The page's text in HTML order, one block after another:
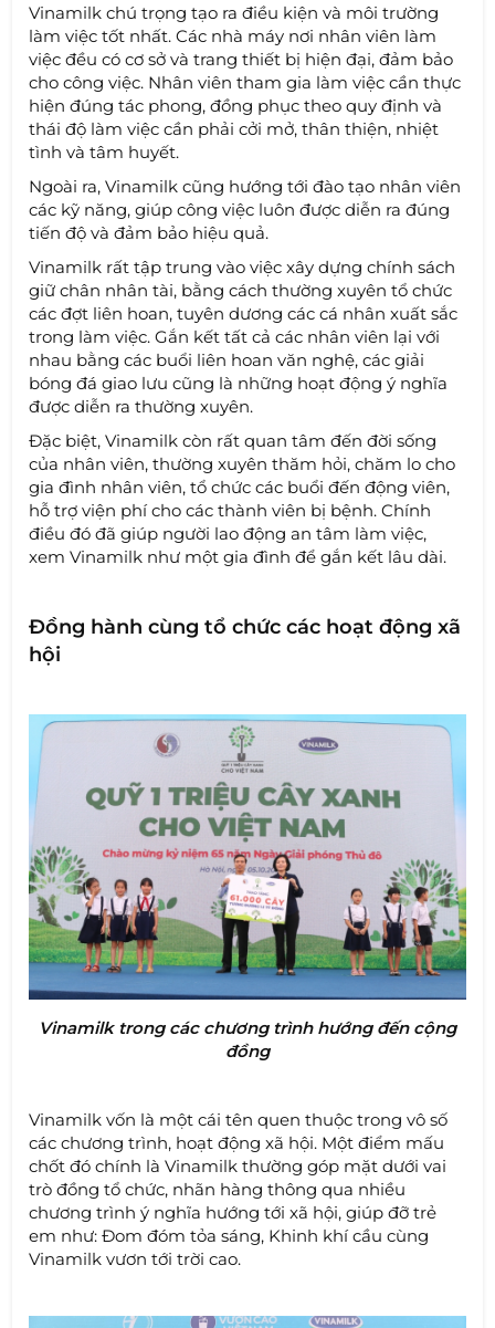
Vinamilk chú trọng tạo ra điều kiện và môi trường
làm việc tốt nhất. Các nhà máy nơi nhân viên làm
việc đều có cơ sở và trang thiết bị hiện đại, đảm bảo
cho công việc. Nhân viên tham gia làm việc cần thực
hiện đúng tác phong, đồng phục theo quy định và
thái độ làm việc cần phải cởi mở, thân thiện, nhiệt
tình và tâm huyết.
Ngoài ra, Vinamilk cũng hướng tới đào tạo nhân viên
các kỹ năng, giúp công việc luôn được diễn ra đúng
tiến độ và đảm bảo hiệu quả.
Vinamilk rất tập trung vào việc xây dựng chính sách
giữ chân nhân tài, bằng cách thường xuyên tổ chức
các đợt liên hoan, tuyên dương các cá nhân xuất sắc
trong làm việc. Gắn kết tất cả các nhân viên lại với
nhau bằng các buổi liên hoan văn nghệ, các giải
bóng đá giao lưu cũng là những hoạt động ý nghĩa
được diễn ra thường xuyên.
Đặc biệt, Vinamilk còn rất quan tâm đến đời sống
của nhân viên, thường xuyên thăm hỏi, chăm lo cho
gia đình nhân viên, tổ chức các buổi đến động viên,
hỗ trợ viện phí cho các thành viên bị bệnh. Chính
điều đó đã giúp người lao động an tâm làm việc,
xem Vinamilk như một gia đình để gắn kết lâu dài.
Đồng hành cùng tổ chức các hoạt động xã
hội
Vinamilk trong các chương trình hướng đến cộng
đồng
Vinamilk vốn là một cái tên quen thuộc trong vô số
các chương trình, hoạt động xã hội. Một điểm mấu
chốt đó chính là Vinamilk thường góp mặt dưới vai
trò đồng tổ chức, nhãn hàng thông qua nhiều
chương trình ý nghĩa hướng tới xã hội, giúp đỡ trẻ
em như: Đom đóm tỏa sáng, Khinh khí cầu cùng
Vinamilk vươn tới trời cao.